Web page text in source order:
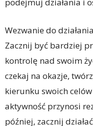
podejmuj działania i
Wezwanie do
Zacznij być bardziej
kontrolę nad swoim
czekaj na okazje,
kierunku swoich
aktywność przynosi
później, zacznij